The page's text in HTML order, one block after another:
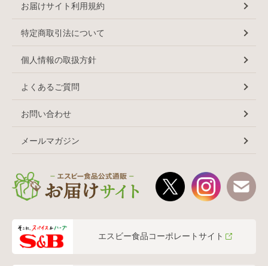
お届けサイト利用規約
特定商取引法について
個人情報の取扱方針
よくあるご質問
お問い合わせ
メールマガジン
エスビー食品コーポレートサイト